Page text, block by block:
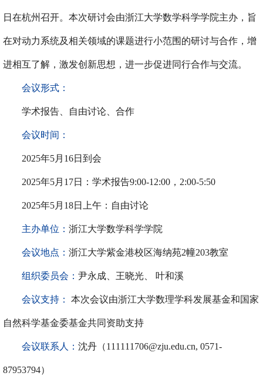
日在杭州召开。 本次研讨会由浙江大学数学科学学院主办，旨
在对动力系统及相关领域的课题进行小范围的研讨与合作， 增
进相互了解，激发创新思想， 进一步促进同行合作与交流。
会议形式：
学术报告、自由讨论、合作
会议时间：
2025年5月 16日到会
2025年5月 17日：学术报告9:00-12:00 ， 2:00-5:50
2025年5月 18日上午：自由讨论
主办单位： 浙江大学数学科学学院
会议地点： 浙江大学紫金港校区海纳苑2幢203教室
组织委员会： 尹永成、王晓光、 叶和溪
会议支持： 本次会议由浙江大学数理学科发展基金和国家
自然科学基金委基金共同资助支持
会议联系人： 沈丹 （111111706@zju.edu.cn, 0571-
87953794）